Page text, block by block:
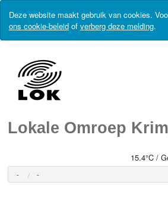
Deze website maakt gebruik van cookies.
ons cookie-beleid of verberg deze melding.
Lokale Omroep
15.4°C /
- -